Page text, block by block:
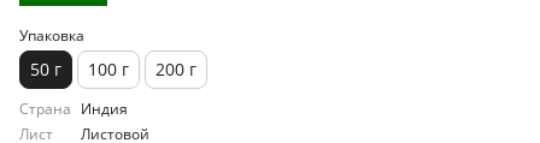
Упаковка
50 г 100 г 200 г
Страна Индия
Лист
Листовой